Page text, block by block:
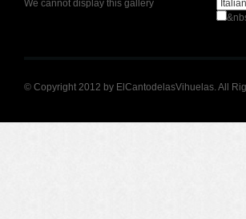
We cannot display this gallery
© Copyright 2012 by ElCantodelasVihuelas. All